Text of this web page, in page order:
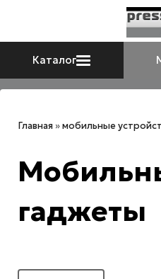
Каталог
Главная »мобильные
гаджеты